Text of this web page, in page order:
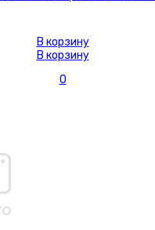
В корзину
В корзину
0